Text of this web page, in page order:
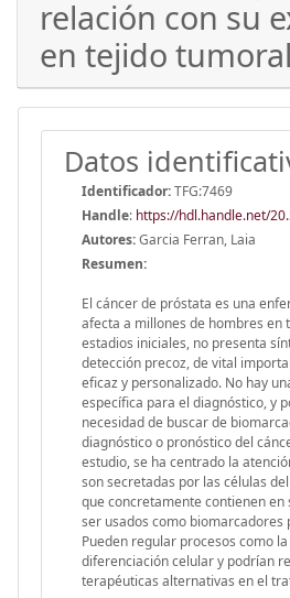
relación con su
en tejido tumoral
Datos
Identificador:TFG:7469
Handle: https://hdl.handle.net/
Autores:Garcia Ferran, Laia
Resumen:
El cáncer de próstata es una
afecta a millones de hombres en
estadios iniciales, no presenta
detección precoz, de vital
eficaz y personalizado. No hay
específica para el diagnóstico, y
necesidad de buscar de
diagnóstico o pronóstico del
estudio, se ha centrado la
son secretadas por las células
que concretamente contienen en
ser usados como biomarcadores
Pueden regular procesos como
diferenciación celular y podrían
terapéuticas alternativas en el